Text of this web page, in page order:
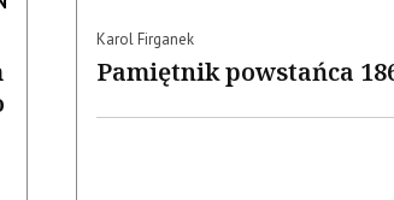
Karol Firganek
Pamiętnik powstańca